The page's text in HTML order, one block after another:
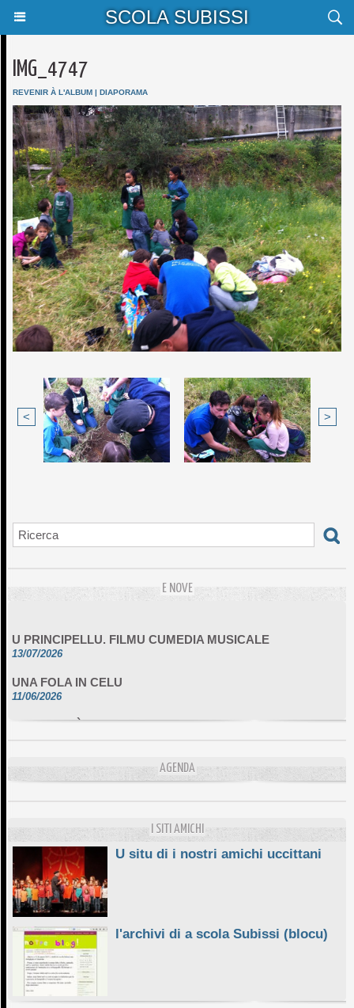
SCOLA SUBISSI
IMG_4747
REVENIR À L'ALBUM | DIAPORAMA
< >
E NOVE
13/07/2026
11/06/2026
DA SCIMULÌ
10/06/2026 AGENDA
I SITI AMICHI
U situ di i nostri amichi uccittani
l'archivi di a scola Subissi (blocu)